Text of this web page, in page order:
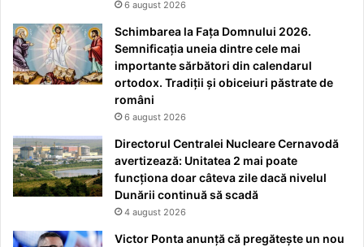
6 august 2026
Schimbarea la Fața Domnului 2026.
Semnificația uneia dintre cele mai
importante sărbători din calendarul
ortodox. Tradiții și obiceiuri păstrate de
români
6 august 2026
Directorul Centralei Nucleare Cernavodă
avertizează: Unitatea 2 mai poate
funcționa doar câteva zile dacă nivelul
Dunării continuă să scadă
4 august 2026
Victor Ponta anunță că pregătește un nou